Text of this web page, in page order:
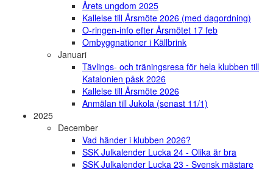
Årets ungdom 2025
Kallelse till Årsmöte 2026 (med dagordning)
O-ringen-info efter Årsmötet 17 feb
Ombyggnationer i Källbrink
Januari
Tävlings- och träningsresa för hela klubben till
Katalonien påsk 2026
Kallelse till Årsmöte 2026
Anmälan till Jukola (senast 11/1)
2025
December
Vad händer i klubben 2026?
SSK Julkalender Lucka 24 - Olika är bra
SSK Julkalender Lucka 23 - Svensk mästare